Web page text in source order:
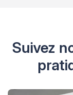
Suivez